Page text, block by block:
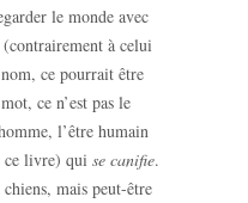
le monde avec
à celui
ce pourrait être
ce n’est pas le
l’être humain
ce livre) qui se canifie.
mais peut-être